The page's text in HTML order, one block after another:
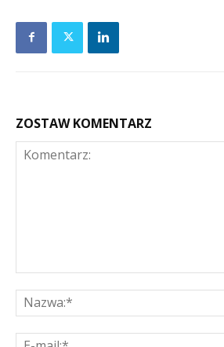
ZOSTAW KOMENTARZ